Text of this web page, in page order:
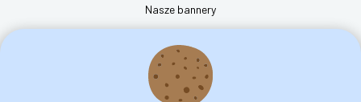
Nasze bannery
Kontakt